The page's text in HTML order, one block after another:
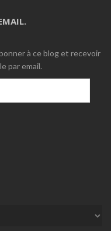
à ce blog et recevoir
par email.